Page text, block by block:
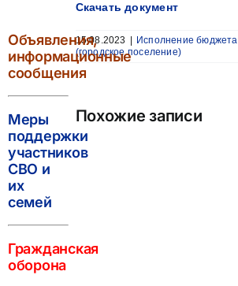
Скачать документ
15.08.2023
Исполнение бюджета
(городское поселение)
Похожие записи
Объявления,
информационные
сообщения
Меры
поддержки
участников
СВО и
их
семей
Гражданская
оборона